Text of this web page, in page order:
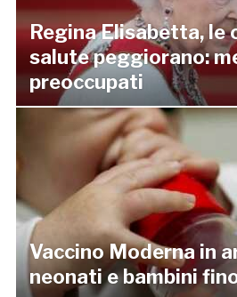
Regina Elisabetta, le
salute peggiorano:
preoccupati
Vaccino Moderna in
neonati e bambini